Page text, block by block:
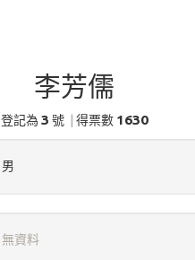
李芳儒
登記為 3 號 得票數 1630
男
無資料